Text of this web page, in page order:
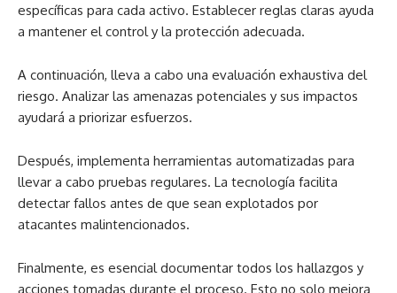
específicas para cada activo. Establecer reglas claras ayuda
a mantener el control y la protección adecuada.
A continuación, lleva a cabo una evaluación exhaustiva del
riesgo. Analizar las amenazas potenciales y sus impactos
ayudará a priorizar esfuerzos.
Después, implementa herramientas automatizadas para
llevar a cabo pruebas regulares. La tecnología facilita
detectar fallos antes de que sean explotados por
atacantes malintencionados.
Finalmente, es esencial documentar todos los hallazgos y
acciones tomadas durante el proceso. Esto no solo mejora